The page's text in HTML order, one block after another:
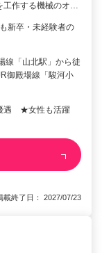
工作する機械のオ…
新卒・未経験者の
線「山北駅」から徒
御殿場線「駿河小
遇 ★女性も活躍
終了日： 2027/07/23